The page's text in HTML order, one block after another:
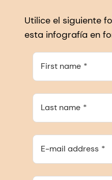
Utilice el siguiente
esta infografía en
First name
Last name
E-mail address